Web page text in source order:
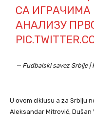
СА ИГРАЧИМА
АНАЛИЗУ
— Fudbalski savez Srbije |
U ovom ciklusu a za Srbiju
Aleksandar Mitrović, Dušan